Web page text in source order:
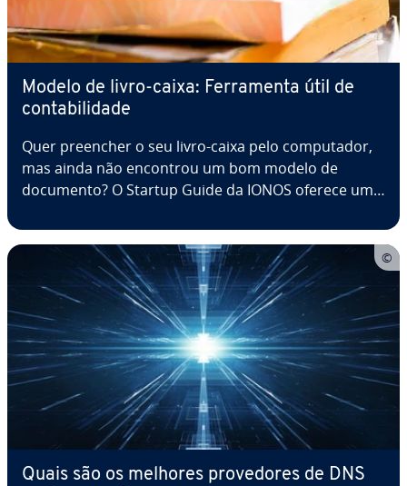
Modelo de livro-caixa: Fer­ra­menta útil de
con­ta­bi­li­dade
Quer preencher o seu livro-caixa pelo com­pu­ta­dor,
mas ainda não encontrou um bom modelo de
documento? O Startup Guide da IONOS oferece um
você pode baixar e utilizar li­vre­mente. Aprenda
como preencher um livro-caixa e conheça…
Quais são os melhores pro­ve­do­res de DNS